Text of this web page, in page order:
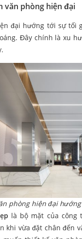
văn phòng hiện đại
đại hướng tới sự tối
Đây chính là xu
phòng hiện đại
là bộ mặt của công
khi vừa đặt chân đến